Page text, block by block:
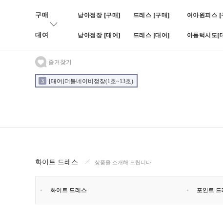
구매 남아정장 [구매] 드레스 [구매] 여아원피스 [
대여 남아정장 [대여] 드레스 [대여] 아동턱시도[
즐겨찾기
3 [대여]더블네이비정장(1호~13호)
화이트 드레스 상품을 소개해 드립니다.
화이트 드레스 포인트 드